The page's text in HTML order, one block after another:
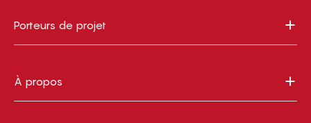
Porteurs de projet
À propos